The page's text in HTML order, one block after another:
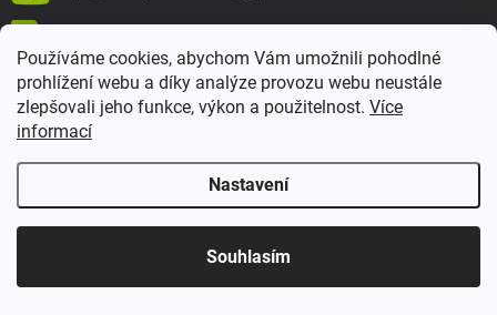
Používáme cookies, abychom Vám umožnili pohodlné
prohlížení webu a díky analýze provozu webu neustále
zlepšovali jeho funkce, výkon a použitelnost. Více
informací
Nastavení
Souhlasím
. Všechna práva vyhrazena.